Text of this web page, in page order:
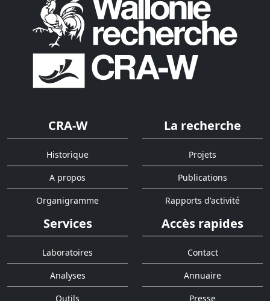
CRA-W
Historique
A propos
Organigramme
La recherche
Projets
Publications
Rapports d'activité
Services
Laboratoires
Analyses
Outils
Accès rapides
Contact
Annuaire
Presse